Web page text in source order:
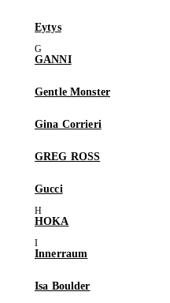
Eytys
GANNI
Gentle Monster
Gina Corrieri
GREG ROSS
Gucci
HOKA
Innerraum
Isa Boulder